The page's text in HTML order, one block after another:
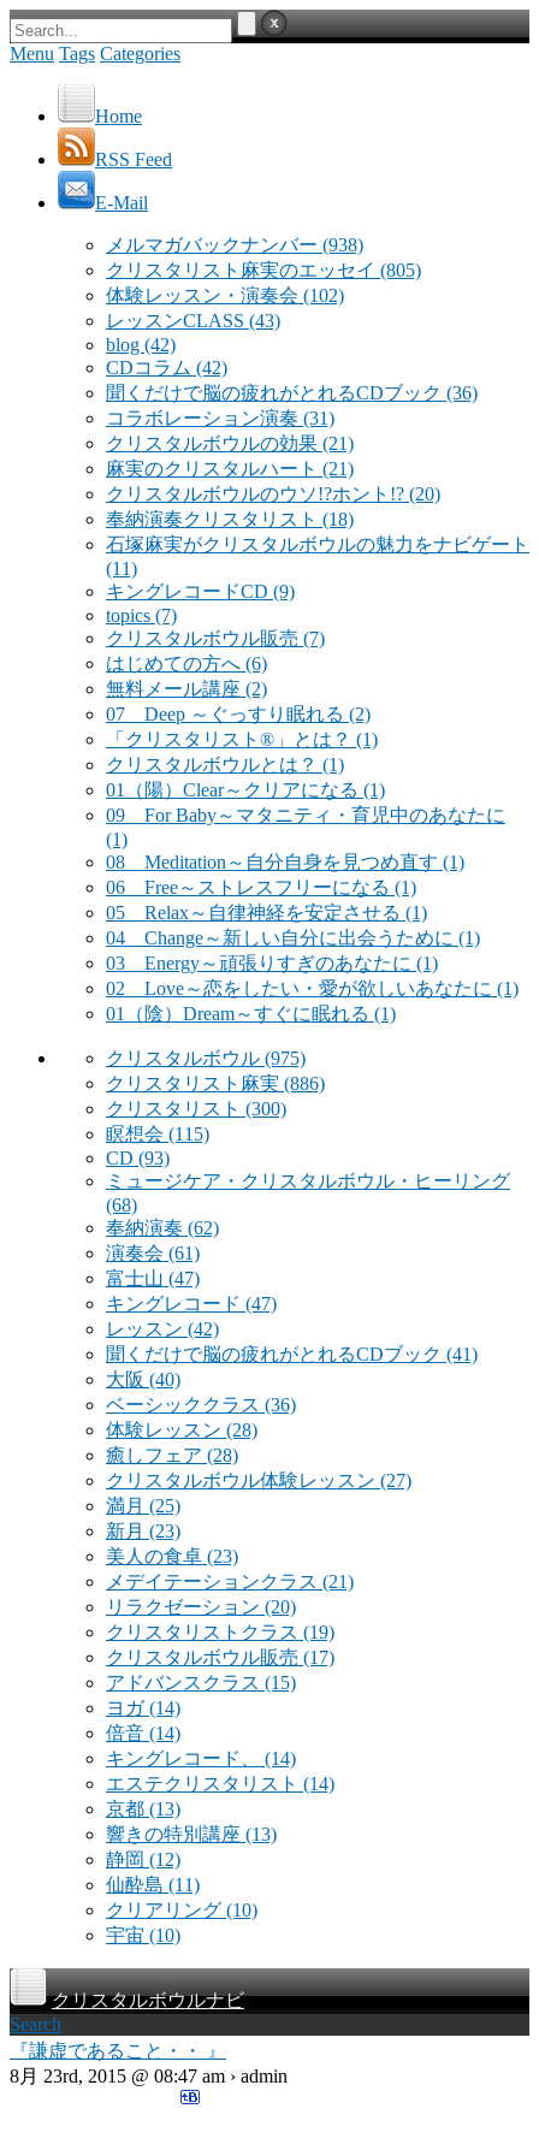
Menu Tags Categories
Home
RSS Feed
E-Mail
メルマガバックナンバー (938)
クリスタリスト麻実のエッセイ (805)
体験レッスン・演奏会 (102)
レッスンCLASS (43)
blog (42)
CDコラム (42)
聞くだけで脳の疲れがとれるCDブック (36)
コラボレーション演奏 (31)
クリスタルボウルの効果 (21)
麻実のクリスタルハート (21)
クリスタルボウルのウソ!?ホント!? (20)
奉納演奏クリスタリスト (18)
石塚麻実がクリスタルボウルの魅力をナビゲート
(11)
キングレコードCD (9)
topics (7)
クリスタルボウル販売 (7)
はじめての方へ (6)
無料メール講座 (2)
07 Deep ～ぐっすり眠れる (2)
「クリスタリスト®」とは？ (1)
クリスタルボウルとは？ (1)
01（陽）Clear～クリアになる (1)
09 For Baby～マタニティ・育児中のあなたに
(1)
08 Meditation～自分自身を見つめ直す (1)
06 Free～ストレスフリーになる (1)
05 Relax～自律神経を安定させる (1)
04 Change～新しい自分に出会うために (1)
03 Energy～頑張りすぎのあなたに (1)
02 Love～恋をしたい・愛が欲しいあなたに (1)
01（陰）Dream～すぐに眠れる (1)
クリスタルボウル (975)
クリスタリスト麻実 (886)
クリスタリスト (300)
瞑想会 (115)
CD (93)
ミュージケア・クリスタルボウル・ヒーリング
(68)
奉納演奏 (62)
演奏会 (61)
富士山 (47)
キングレコード (47)
レッスン (42)
聞くだけで脳の疲れがとれるCDブック (41)
大阪 (40)
ベーシッククラス (36)
体験レッスン (28)
癒しフェア (28)
クリスタルボウル体験レッスン (27)
満月 (25)
新月 (23)
美人の食卓 (23)
メデイテーションクラス (21)
リラクゼーション (20)
クリスタリストクラス (19)
クリスタルボウル販売 (17)
アドバンスクラス (15)
ヨガ(14)
倍音 (14)
キングレコード、 (14)
エステクリスタリスト (14)
京都 (13)
響きの特別講座 (13)
静岡 (12)
仙酔島 (11)
クリアリング (10)
宇宙 (10)
クリスタルボウルナビ
Search
『謙虚であること・・ 』
8月 23rd, 2015 @ 08:47 am › admin